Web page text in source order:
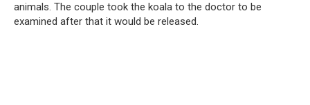
animals. The couple took the koala to the doctor to be
examined after that it would be released.